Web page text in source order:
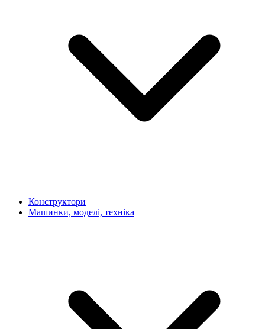
Конструктори
Машинки, моделі, техніка